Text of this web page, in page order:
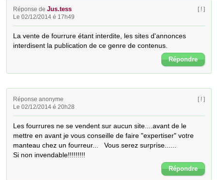
Réponse deJus.tess
Le 02/12/2014 é 17h49
[ ! ]
La vente de fourrure étant interdite, les sites d'annonces
interdisent la publication de ce genre de contenus.
Répondre
Réponse anonyme
Le 02/12/2014 é 20h28
[ ! ]
Les fourrures ne se vendent sur aucun site....avant de le
mettre en avant je vous conseille de faire "expertiser" votre
manteau chez un fourreur...   Vous serez surprise......
Si non invendable!!!!!!!!!
Répondre